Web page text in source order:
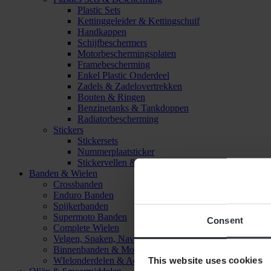
Consent
This website uses cookies
Plastic Sets
Kettinggeleider & Kettingschuif
Handkappen
Schijfbeschermers
Motorbeschermingsplaten
Framebescherming
Enkel Plastic Onderdeel
Zadels & Zadelovertrekken
Bouten & Ringen
Benzinetanks & Tankdoppen
Radiatorbescherming
Stickers
Stickersets
Nummerplaatsticker
Stickervellen & Stickers
Banden & Wielen
Crossbanden
Enduro Banden
Spijkerbanden
Supermoto Banden
Complete Wielen
Velgen, Spaken, Naven & Lagers
Binnenbanden & Mousses
WIelonderdelen & Accessoires